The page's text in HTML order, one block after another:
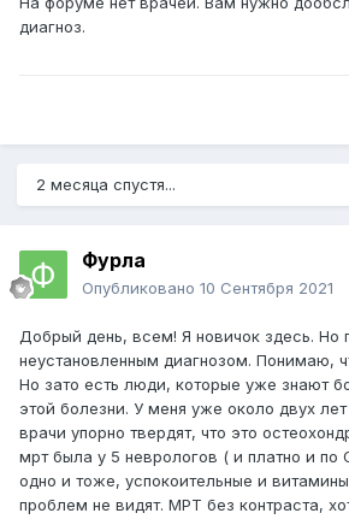
из всех в стволе головного
ПОЖАЛУЙСТА,У МЕНЯ РАССЕЯНЫЙ
плюнула на них и просто пошла на
диагноз.
2 месяца спустя...
Фурла
Опубликовано 10 Сентября 2021
Добрый день, всем! Я новичок здесь. Но
неустановленным диагнозом. Понимаю,
Но зато есть люди, которые уже знают
этой болезни. У меня уже около двух
врачи упорно твердят, что это
мрт была у 5 неврологов ( и платно и
одно и тоже, успокоительные и
проблем не видят. МРТ без контраста,